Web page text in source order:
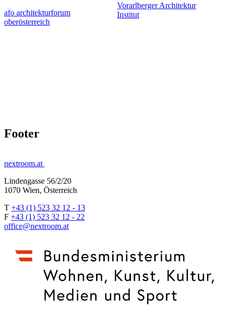
afo architekturforum
oberösterreich
Vorarlberger Architektur
Institut
Footer
nextroom.at
Lindengasse 56/2/20
1070 Wien, Österreich
T +43 (1) 523 32 12 - 13
F +43 (1) 523 32 12 - 22
office@nextroom.at